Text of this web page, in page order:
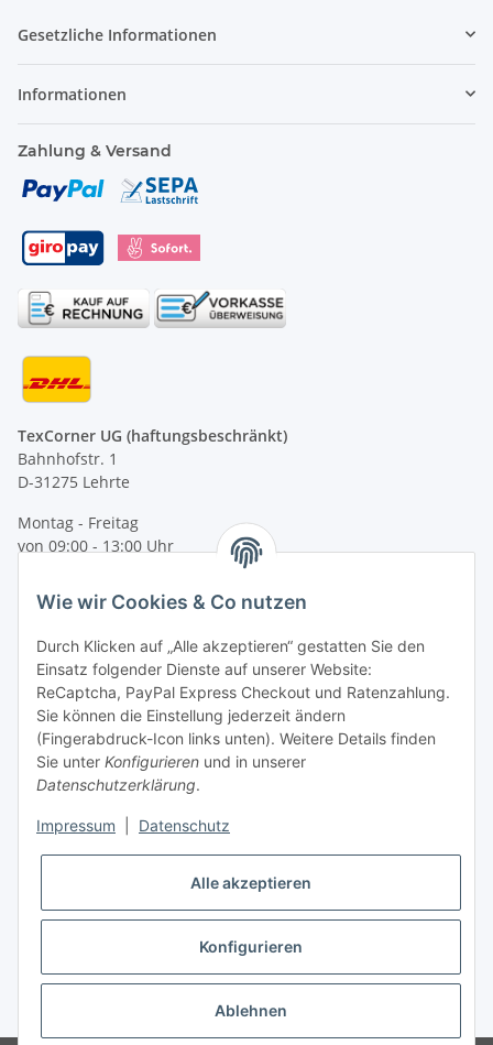
Gesetzliche Informationen
Informationen
Zahlung & Versand
TexCorner UG (haftungsbeschränkt)
Bahnhofstr. 1
D-31275 Lehrte
Montag - Freitag
von 09:00 - 13:00 Uhr
Tel: +49 (0) 5132 8230689
E-Mail:mail@texcorner.de
Vertrag widerrufen
* Alle Preise inkl. gesetzlicher USt., zzgl.Versand
Wie wir Cookies & Co nutzen
Durch Klicken auf „Alle akzeptieren“ gestatten Sie den
Einsatz folgender Dienste auf unserer Website:
ReCaptcha, PayPal Express Checkout und Ratenzahlung.
Sie können die Einstellung jederzeit ändern
(Fingerabdruck-Icon links unten). Weitere Details finden
Sie unter Konfigurieren und in unserer
Datenschutzerklärung.
Impressum Datenschutz
Alle akzeptieren
Konfigurieren
Ablehnen